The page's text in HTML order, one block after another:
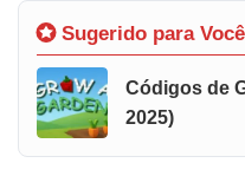
Sugerido para Você
Códigos de
2025)